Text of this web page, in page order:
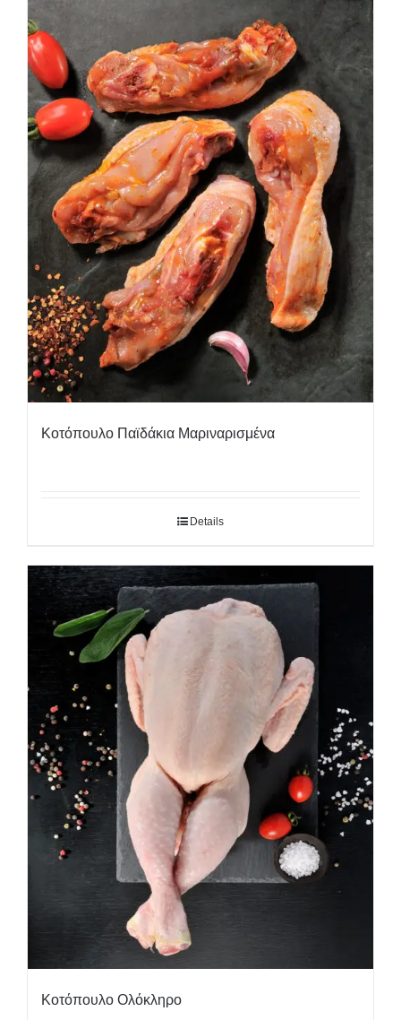
Κοτόπουλο Παϊδάκια Μαριναρισμένα
Details
Κοτόπουλο Ολόκληρο